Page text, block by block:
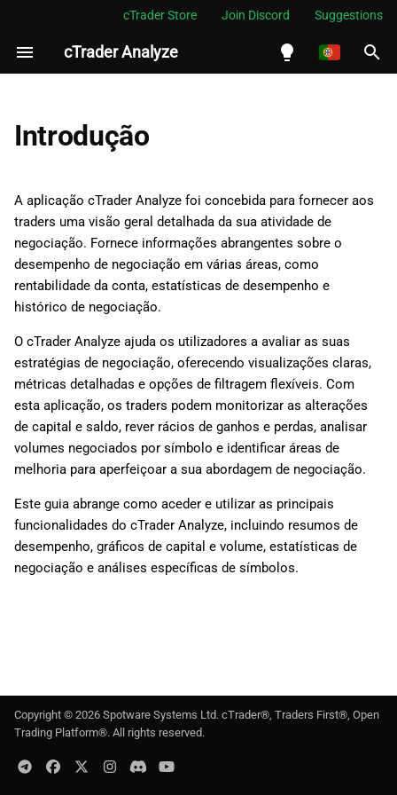
cTrader Store Join Discord Suggestions
cTrader Analyze
العربية
Indonesia
ไทย
한국어
中文
日本語
Deutsch
Français
Italiano
Polski
I
i
a
l
i
z
a
d
a
p
e
s
s
a
Introdução
A aplicação cTrader Analyze foi concebida para fornecer aos
traders uma visão geral detalhada da sua atividade de
negociação. Fornece informações abrangentes sobre o
desempenho de negociação em várias áreas, como
rentabilidade da conta, estatísticas de desempenho e
histórico de negociação.
O cTrader Analyze ajuda os utilizadores a avaliar as suas
estratégias de negociação, oferecendo visualizações claras,
métricas detalhadas e opções de filtragem flexíveis. Com
esta aplicação, os traders podem monitorizar as alterações
de capital e saldo, rever rácios de ganhos e perdas, analisar
volumes negociados por símbolo e identificar áreas de
melhoria para aperfeiçoar a sua abordagem de negociação.
Este guia abrange como aceder e utilizar as principais
funcionalidades do cTrader Analyze, incluindo resumos de
desempenho, gráficos de capital e volume, estatísticas de
negociação e análises específicas de símbolos.
Copyright © 2026 Spotware Systems Ltd. cTrader®, Traders First®, Open
Trading Platform®. All rights reserved.